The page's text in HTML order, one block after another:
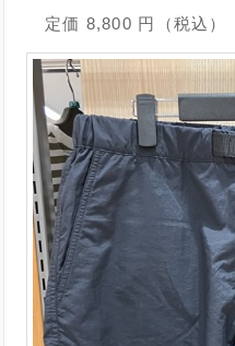
定価 8,800 円（税込）